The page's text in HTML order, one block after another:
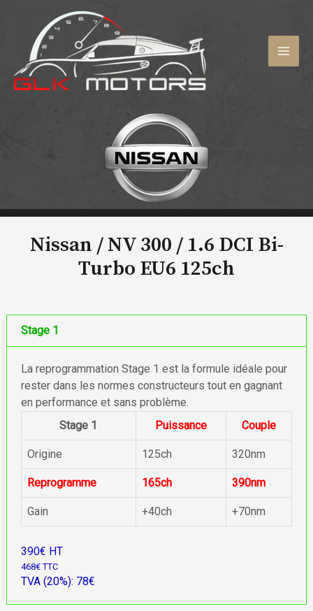
contenu
Nissan / NV 300 / 1.6 DCI Bi-
Turbo EU6 125ch
Stage 1
La reprogrammation Stage 1 est la formule idéale pour
rester dans les normes constructeurs tout en gagnant
en performance et sans problème.
Stage 1
Puissance Couple
Origine 125ch 320nm
Reprogramme 165ch 390nm
Gain +40ch +70nm
390€ HT
468€ TTC
TVA (20%): 78€